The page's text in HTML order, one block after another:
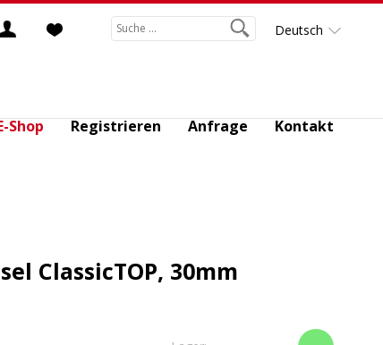
Deutsch
Shop Registrieren Anfrage Kontakt
ClassicTOP, 30mm